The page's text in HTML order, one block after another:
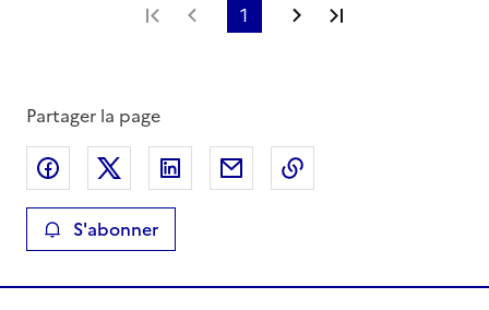
Première page
Page précédente
1 Page suivante
Partager la page
Partager sur Facebook
Partager sur XPartager sur LinkedIn
Partager par email
S'abonner